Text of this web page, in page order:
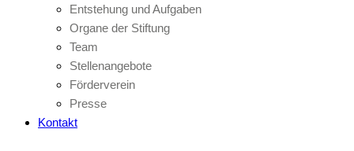
Entstehung und Aufgaben
Organe der Stiftung
Team
Stellenangebote
Förderverein
Presse
Kontakt